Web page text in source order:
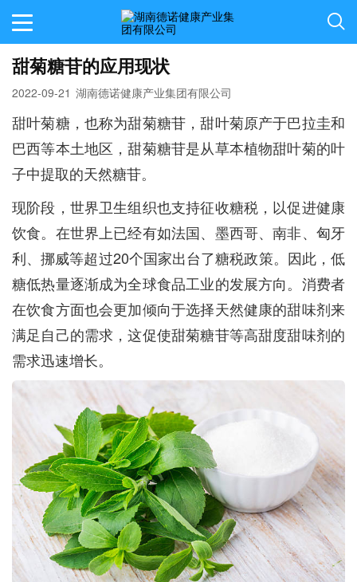
甜菊糖苷的应用现状
2022-09-21 湖南德诺健康产业集团有限公司
甜叶菊糖，也称为甜菊糖苷，甜叶菊原产于巴拉圭和
巴西等本土地区，甜菊糖苷是从草本植物甜叶菊的叶
子中提取的天然糖苷。
现阶段，世界卫生组织也支持征收糖税，以促进健康
饮食。在世界上已经有如法国、墨西哥、南非、匈牙
利、挪威等超过20个国家出台了糖税政策。因此，低
糖低热量逐渐成为全球食品工业的发展方向。消费者
在饮食方面也会更加倾向于选择天然健康的甜味剂来
满足自己的需求，这促使甜菊糖苷等高甜度甜味剂的
需求迅速增长。